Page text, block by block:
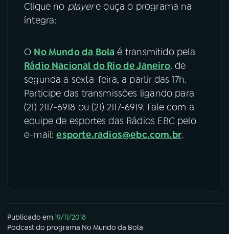
TikTok
Clique no playere ouça o programa na
íntegra:
O No Mundo da Bola é transmitido pela
Rádio Nacional do Rio de Janeiro, de
segunda a sexta-feira, a partir das 17h.
Participe das transmissões ligando para
(21) 2117-6918 ou (21) 2117-6919. Fale com a
equipe de esportes das Rádios EBC pelo
e-mail:esporte.radios@ebc.com.br.
Publicado em19/11/2018
Podcastdo programa No Mundo da Bola